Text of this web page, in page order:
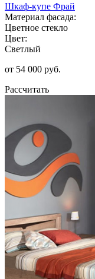
Шкаф-купе Фрай
Материал фасада:
Цветное стекло
Цвет:
Светлый
от 54 000 руб.
Рассчитать